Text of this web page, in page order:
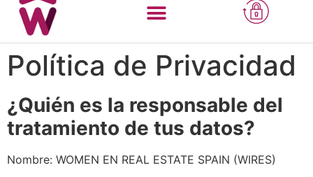
Política de Privacidad
¿Quién es la responsable del
tratamiento de tus datos?
Nombre: WOMEN EN REAL ESTATE SPAIN (WIRES)